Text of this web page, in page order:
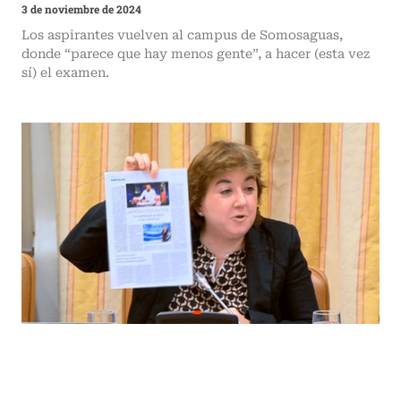
3 de noviembre de 2024
Los aspirantes vuelven al campus de Somosaguas,
donde “parece que hay menos gente”, a hacer (esta vez
sí) el examen.